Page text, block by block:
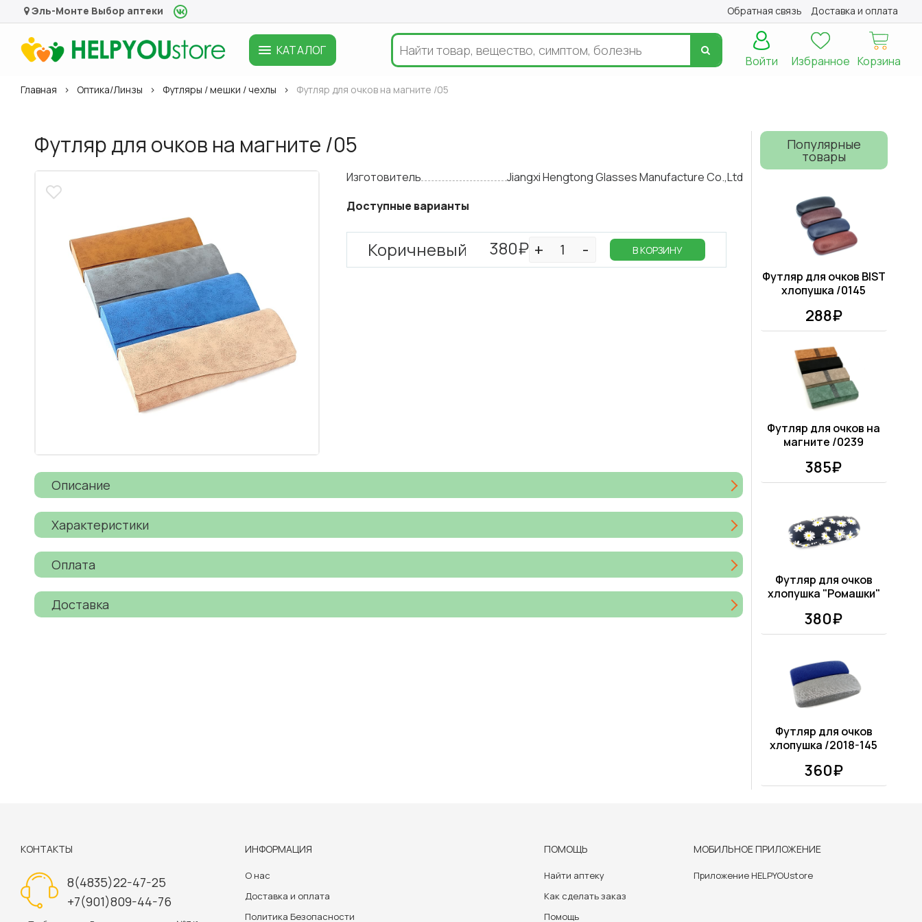
Эль-Монте Выбор аптеки Обратная связь Доставка и оплата
КАТАЛОГ
Корзина
Избранное
Войти
Главная Оптика/Линзы Футляры / мешки / чехлы Футляр для очков на магните /05
Футляр для очков на магните /05
Изготовитель
Jiangxi Hengtong Glasses Manufacture Cо.,Ltd
Доступные варианты
Коричневый 380₽ В КОРЗИНУ
Описание
Характеристики
Оплата
Доставка
Популярные
товары
Футляр для очков BIST
хлопушка /0145
288₽
Футляр для очков на
магните /0239
385₽
Футляр для очков
хлопушка "Ромашки"
380₽
Футляр для очков
хлопушка /2018-145
360₽
КОНТАКТЫ
8(4835)22-47-25
+7(901)809-44-76
ИНФОРМАЦИЯ
О нас
Доставка и оплата
Политика Безопасности
ПОМОЩЬ
Найти аптеку
Как сделать заказ
Помощь
МОБИЛЬНОЕ ПРИЛОЖЕНИЕ
Приложение HELPYOUstore